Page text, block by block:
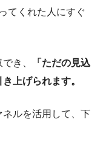
てくれた人にすぐ
き、
「ただの見込
上げられます。
ルを活用して、下